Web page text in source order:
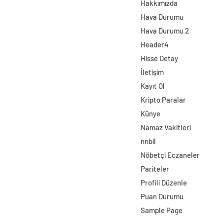
Hakkımızda
Hava Durumu
Hava Durumu 2
Header4
Hisse Detay
İletişim
Kayıt Ol
Kripto Paralar
Künye
Namaz Vakitleri
nnbil
Nöbetçi Eczaneler
Pariteler
Profili Düzenle
Puan Durumu
Sample Page